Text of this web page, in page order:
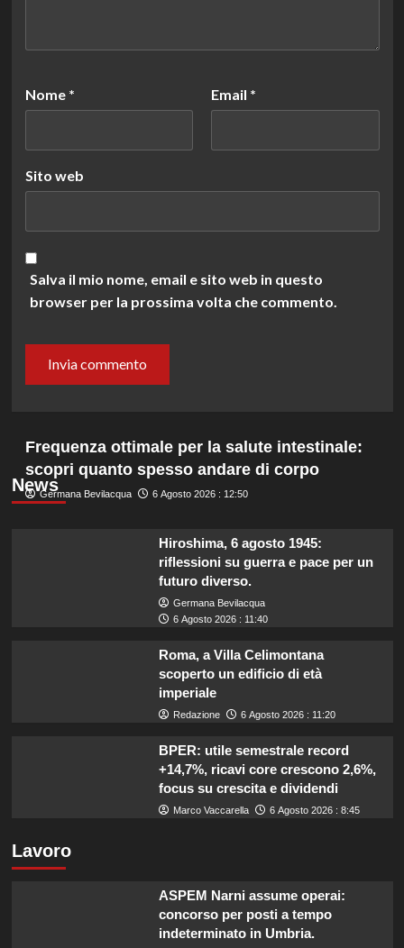
Nome * Email *
Sito web
Salva il mio nome, email e sito web in questo
browser per la prossima volta che commento.
News
Frequenza ottimale per la salute intestinale:
scopri quanto spesso andare di corpo
Germana Bevilacqua 6 Agosto 2026 : 12:50
Hiroshima, 6 agosto 1945:
riflessioni su guerra e pace per un
futuro diverso.
Germana Bevilacqua
6 Agosto 2026 : 11:40
Roma, a Villa Celimontana
scoperto un edificio di età
imperiale
Redazione 6 Agosto 2026 : 11:20
BPER: utile semestrale record
+14,7%, ricavi core crescono 2,6%,
focus su crescita e dividendi
Marco Vaccarella 6 Agosto 2026 : 8:45
Lavoro
ASPEM Narni assume operai:
concorso per posti a tempo
indeterminato in Umbria.